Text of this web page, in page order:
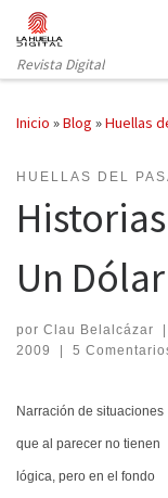
Saltar al contenido
Revista Digital
Inicio »Blog »Huellas
HUELLAS DEL
Un Dólar
por Clau Belalcázar |
2009
| 5
Narración de situaciones
que al parecer no tienen
lógica, pero en el fondo